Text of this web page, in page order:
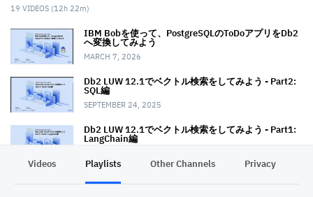
19 VIDEOS (12h 22m)
IBM Bobを使って、PostgreSQLのToDoアプリをDb2
へ変換してみよう
MARCH 7, 2026
Db2 LUW 12.1でベクトル検索をしてみよう - Part2:
SQL編
SEPTEMBER 24, 2025
Db2 LUW 12.1でベクトル検索をしてみよう - Part1:
LangChain編
Videos Playlists Other Channels Privacy